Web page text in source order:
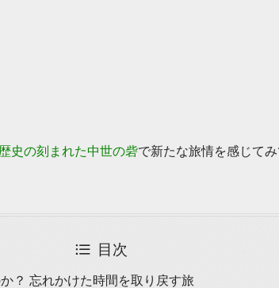
史の刻まれた中世の砦で新たな旅情を感じてみ
目次
？ 忘れかけた時間を取り戻す旅